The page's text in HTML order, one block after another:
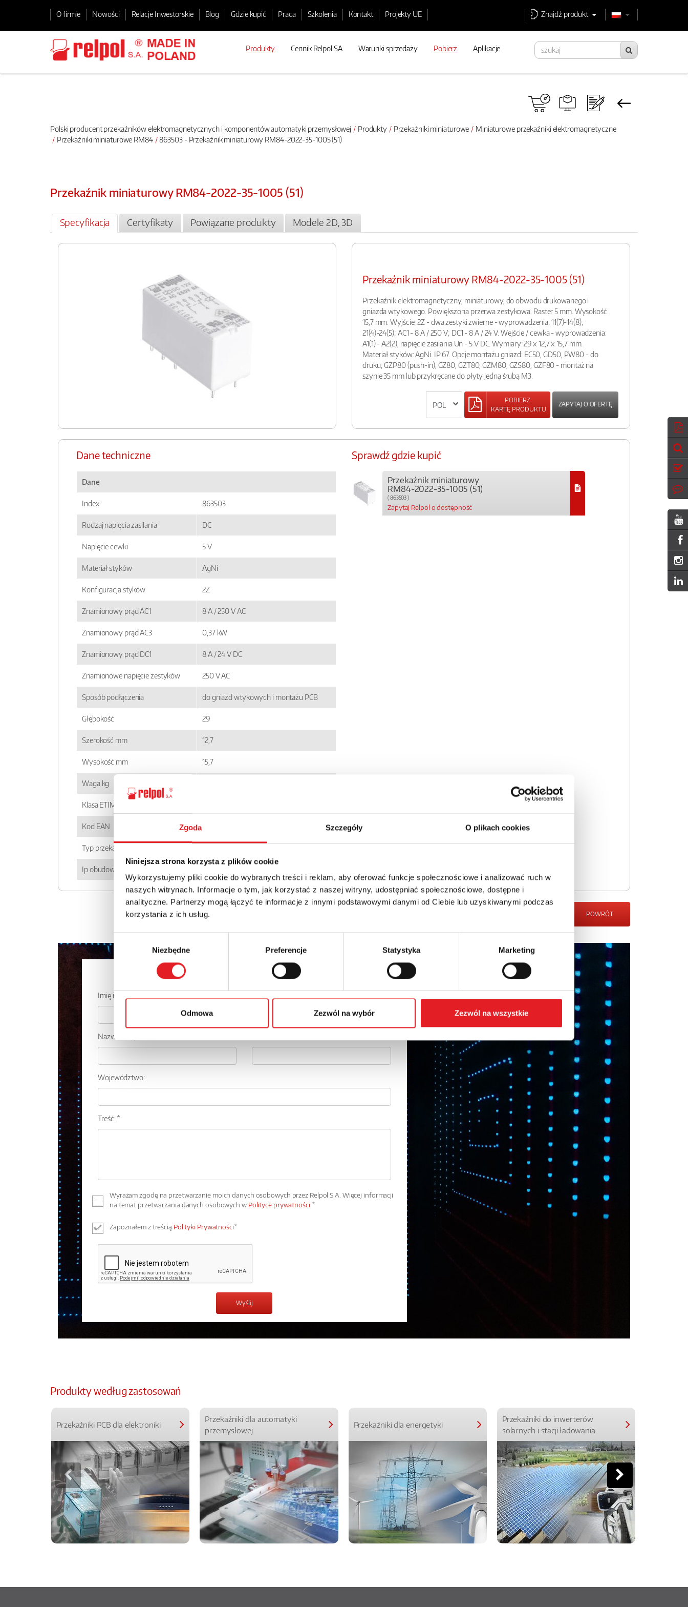
Zgoda Szczegóły O plikach cookies
Niniejsza strona korzysta z plików cookie
Wykorzystujemy pliki cookie do wybranych treści i reklam, aby oferować funkcje społecznościowe i analizować ruch w
naszych witrynach. Informacje o tym, jak korzystać z naszej witryny, udostępniać społecznościowe, dostępne i
analityczne. Partnerzy mogą łączyć te informacje z innymi podstawowymi danymi od Ciebie lub uzyskiwanymi podczas
korzystania z ich usług.
Niezbędne Preferencje Statystyka Marketing
Odmowa Zezwól na wybór Zezwól na wszystkie
O firmie Nowości Relacje Inwestorskie Blog Gdzie kupić Praca Szkolenia Kontakt Projekty UE Znajdź produkt
Produkty Cennik Relpol SA Warunki sprzedaży Pobierz Aplikacje
Polski producent przekaźników elektromagnetycznych i komponentów automatyki przemysłowej Produkty Przekaźniki miniaturowe
Miniaturowe przekaźniki elektromagnetyczne
Przekaźniki miniaturowe RM84
863503 - Przekaźnik miniaturowy RM84-2022-35-1005 (51)
Przekaźnik miniaturowy RM84-2022-35-1005 (51)
Specyfikacja Certyfikaty Powiązane produkty Modele 2D, 3D
Przekaźnik miniaturowy RM84-2022-35-1005 (51)
Przekaźnik elektromagnetyczny, miniaturowy, do obwodu drukowanego i
gniazda wtykowego. Powiększona przerwa zestykowa. Raster 5 mm. Wysokość
15,7 mm. Wyjście: 2Z - dwa zestyki zwierne - wyprowadzenia: 11(7)-14(8);
21(4)-24(5); AC1 - 8 A / 250 V; DC1 - 8 A / 24 V. Wejście / cewka - wyprowadzenia:
A1(1) - A2(2), napięcie zasilania Un - 5 V DC. Wymiary: 29 x 12,7 x 15,7 mm.
Materiał styków: AgNi. IP 67. Opcje montażu gniazd: EC50, GD50, PW80 - do
druku; GZP80 (push-in), GZ80, GZT80, GZM80, GZS80, GZF80 - montaż na
szynie 35 mm lub przykręcane do płyty jedną śrubą M3.
POBIERZ
KARTĘ PRODUKTU
ZAPYTAJ O OFERTĘ
Dane techniczne
Dane
Index 863503
Rodzaj napięcia zasilania DC
Napięcie cewki 5 V
Materiał styków AgNi
Konfiguracja styków 2Z
Znamionowy prąd AC1 8 A / 250 V AC
Znamionowy prąd AC3 0,37 kW
Znamionowy prąd DC1 8 A / 24 V DC
Znamionowe napięcie zestyków 250 V AC
Sposób podłączenia do gniazd wtykowych i montażu PCB
Głębokość 29
Szerokość mm 12,7
Wysokość mm 15,7
Waga kg
Klasa ETIM
Kod EAN
Typ przekaźnika
Ip obudowy
Sprawdź gdzie kupić
Przekaźnik miniaturowy
RM84-2022-35-1005 (51)
( 863503 )
Zapytaj Relpol o dostępność
POWRÓT
Zapytaj o szczegóły oferty
Imię i nazwisko: *
Nazwa firmy:
Województwo:
Treść: *
Wyrażam zgodę na przetwarzanie moich danych osobowych przez Relpol S.A. Więcej informacji
na temat przetwarzania danych osobowych w Polityce prywatności.*
Zapoznałem z treścią Polityki Prywatności*
Produkty według zastosowań
Przekaźniki PCB dla elektroniki
Przekaźniki dla automatyki
przemysłowej
Przekaźniki dla energetyki
Przekaźniki do inwerterów
solarnych i stacji ładowania